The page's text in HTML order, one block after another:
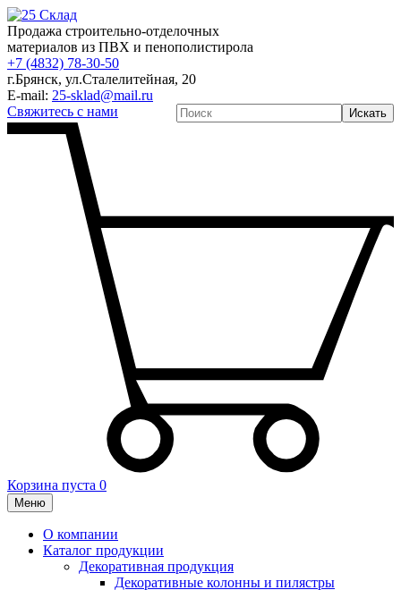
Продажа строительно-отделочных
материалов из ПВХ и пенополистирола
+7 (4832) 78-30-50
г.Брянск, ул.Сталелитейная, 20
E-mail: 25-sklad@mail.ru
Свяжитесь с нами
Искать
Корзина пуста 0
Меню
О компании
Каталог продукции
Декоративная продукция
Декоративные колонны и пилястры